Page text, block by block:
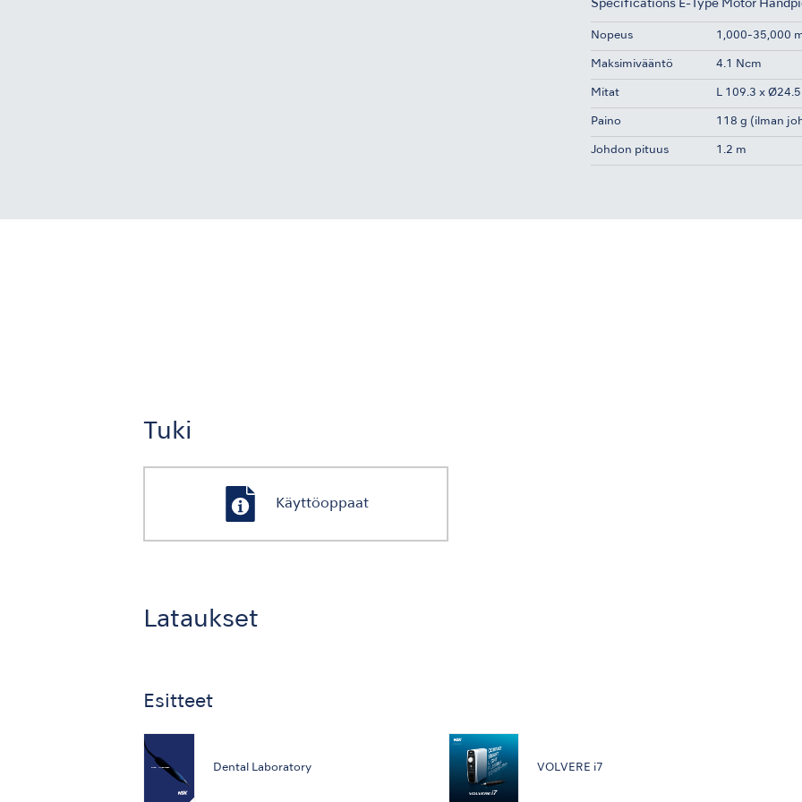
Specifications E-Type Motor
Nopeus 1,000-35,000
Maksimivääntö 4.1 Ncm
Mitat L 109.3 x
Paino 118 g (ilman
Johdon pituus 1.2 m
Tuki
Käyttöoppaat
Lataukset
Esitteet
Dental Laboratory VOLVERE i7